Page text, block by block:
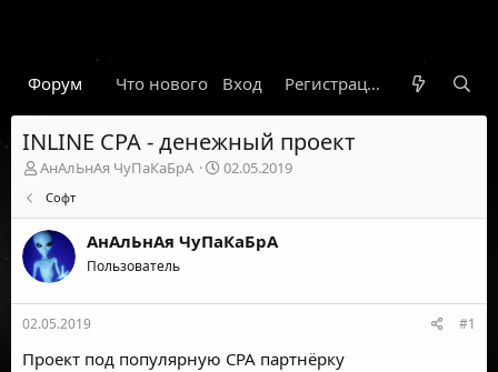
Форум Что нового Гарант Новости
Вход Регистрация
INLINE CPA - денежный проект
А
о
р
т
е
м
ы
АнАлЬнАя ЧуПаКаБрА
Д
н
а
02.05.2019
Софт
АнАлЬнАя ЧуПаКаБрА
Пользователь
02.05.2019 #1
Проект под популярную CPA партнёрку